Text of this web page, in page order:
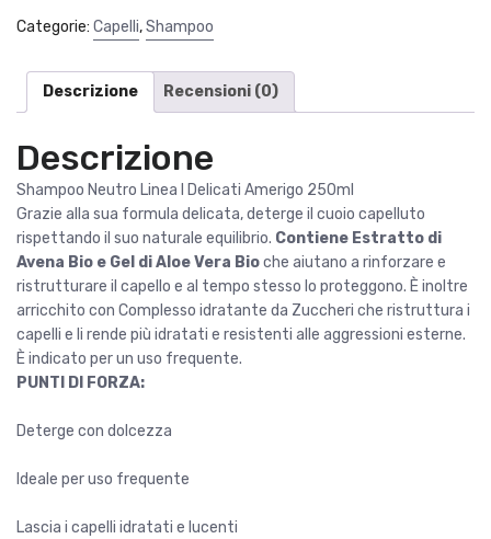
Delicati
Amerigo
quantità
Categorie: Capelli,Shampoo
Descrizione Recensioni (0)
Descrizione
Shampoo Neutro Linea I Delicati Amerigo 250ml
Grazie alla sua formula delicata, deterge il cuoio capelluto
rispettando il suo naturale equilibrio. Contiene Estratto di
Avena Bio e Gel di Aloe Vera Bioche aiutano a rinforzare e
ristrutturare il capello e al tempo stesso lo proteggono. È inoltre
arricchito con Complesso idratante da Zuccheri che ristruttura i
capelli e li rende più idratati e resistenti alle aggressioni esterne.
È indicato per un uso frequente.
PUNTI DI FORZA:
Deterge con dolcezza
Ideale per uso frequente
Lascia i capelli idratati e lucenti